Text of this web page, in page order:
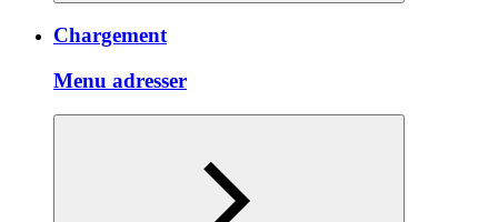
Chargement
Menu adresser